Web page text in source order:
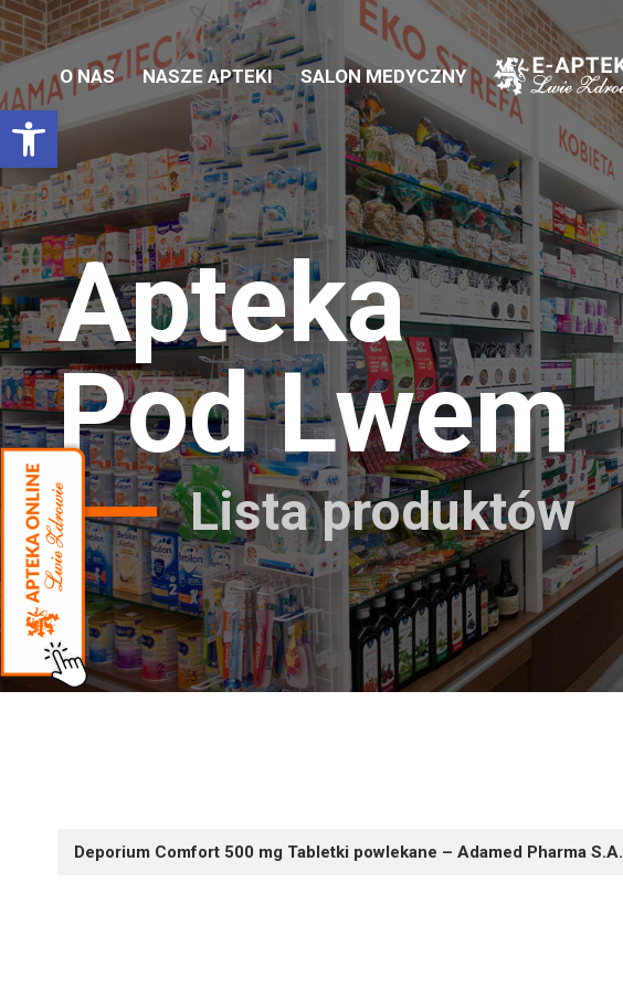
Otwórz pasek narzędzi
O NAS NASZE APTEKI SALON MEDYCZNY
Apteka
Pod Lwem
Lista produktów
Deporium Comfort 500 mg Tabletki powlekane – Adamed Pharma S.A.